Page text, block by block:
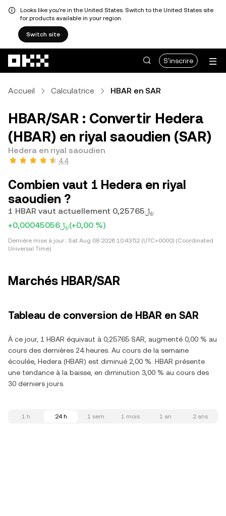
Looks like you're in the United States. Switch to the United States site
for products available in your region.
Switch site
S'inscrire
Accueil Calculatrice HBAR en SAR
HBAR/SAR : Convertir Hedera
(HBAR) en riyal saoudien (SAR)
Hedera en riyal saoudien
4,4
Combien vaut 1 Hedera en riyal
saoudien ?
1 HBAR vaut actuellement ﷼0,25765
+﷼0,00045056(+0,00 %)
Dernière mise à jour : Sat Aug 08 2026 10:43:52 (UTC+0000) (Coordinated
Universal Time)
Marchés HBAR/SAR
Tableau de conversion de HBAR en SAR
À ce jour, 1 HBAR équivaut à 0,25765 SAR, augmenté 0,00 % au
cours des dernières 24 heures. Au cours de la semaine
écoulée, Hedera (HBAR) est diminué 2,00 %. HBAR présente
une tendance à la baisse, en diminution 3,00 % au cours des
30 derniers jours.
1 h 24 h 1 sem 1 mois 1 an 2 ans